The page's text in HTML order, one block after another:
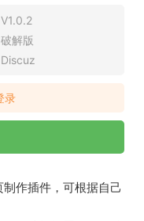
V1.0.2
破解版
Discuz
录
作插件，可根据自己